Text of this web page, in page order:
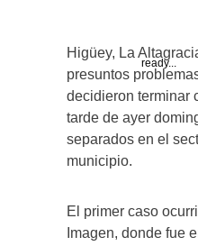
ready...
Higüey, La
presuntos
decidieron terminar
tarde de ayer
separados en el
municipio.
El primer caso
Imagen, donde fue